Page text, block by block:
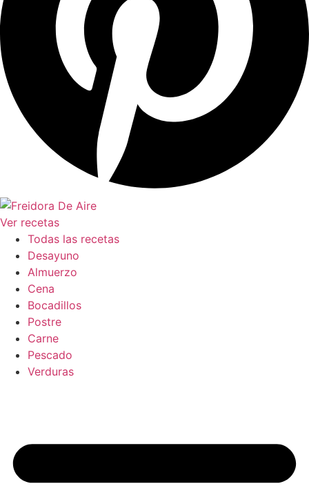
Ver recetas
Todas las recetas
Desayuno
Almuerzo
Cena
Bocadillos
Postre
Carne
Pescado
Verduras